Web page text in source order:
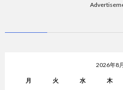
2026年8
月 火 水 木